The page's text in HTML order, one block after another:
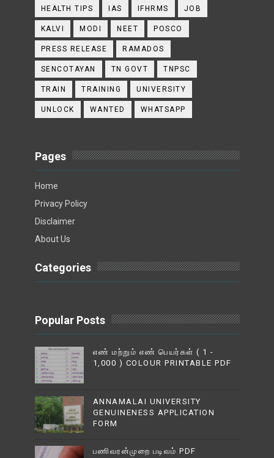
HEALTH TIPS IAS IFHRMS JOB
KALVI MODI NEET POSCO
PRESS RELEASE RAMADOS
SENCOTAYAN TN GOVT TNPSC
TRAIN TRAINING UNIVERSITY
UNLOCK WANTED WHATSAPP
Pages
Home
Privacy Policy
Disclaimer
About Us
Categories
Popular Posts
எண் மற்றும் எண் பெயர்கள் ( 1 -
1,000 ) COLOUR PRINTABLE PDF
ANNAMALAI UNIVERSITY
GENUINENESS APPLICATION
FORM
பணிவரன்முறை படிவம் PDF